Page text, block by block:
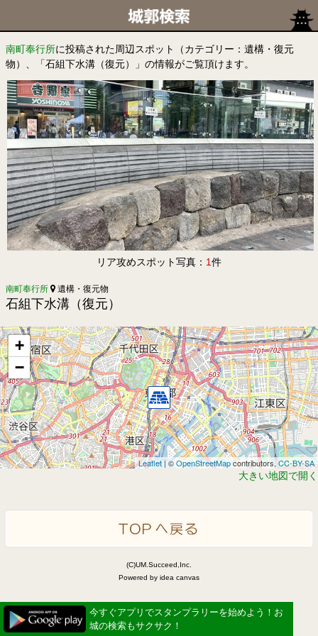
南町奉行所に投稿された周辺スポット（カテゴリー：遺構・復元
物）、「石組下水溝（復元）」の情報がご覧頂けます。
リア攻めスポット写真： 1件
南町奉行所 遺構・復元物
石組下水溝（復元）
+
−
Leaflet| ©OpenStreetMapcontributors,CC-BY-SA
大きい地図で開く
(C)UM.Succeed,Inc.
Powered by idea canvas
今すぐアプリでスタンプラリーを始めよう！お
城の検索もサクサク！